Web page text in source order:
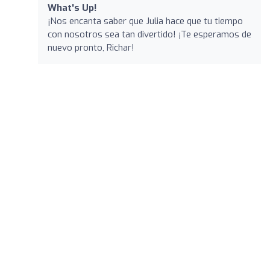
What's Up!
¡Nos encanta saber que Julia hace que tu tiempo
con nosotros sea tan divertido! ¡Te esperamos de
nuevo pronto, Richar!